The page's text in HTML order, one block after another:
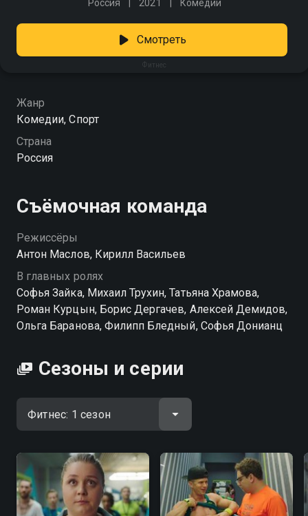
Россия 2021 Комедии
Фитнес
Смотреть
Жанр
Комедии, Спорт
Страна
Россия
Съёмочная команда
Режиссёры
Антон Маслов, Кирилл Васильев
В главных ролях
Софья Зайка, Михаил Трухин, Татьяна Храмова,
Роман Курцын, Борис Дергачев, Алексей Демидов,
Ольга Баранова, Филипп Бледный, Софья Донианц
Сезоны и серии